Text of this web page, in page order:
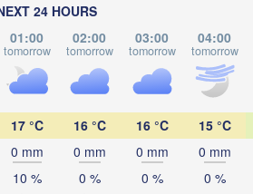
24 HOURS
01:00
tomorrow
02:00
tomorrow
03:00
tomorrow
04:00
tomorrow
17 °C
0 mm
10 %
16 °C
0 mm
0 %
16 °C
0 mm
0 %
15 °C
0 mm
0 %
Київ
(Homieĺ)
Житомир
(Zhytomyr)
Чернігів
(Chernihiv)
(Rivne)
Пінск
Мазыр
(Mazyr)
(Salihorsk)